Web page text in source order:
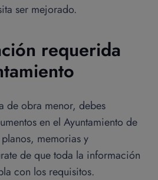
ser mejorado.
requerida
de obra menor, debes
en el Ayuntamiento de
memorias y
de que toda la información
con los requisitos.